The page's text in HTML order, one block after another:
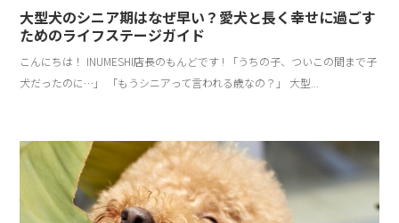
大型犬のシニア期はなぜ早い？愛犬と長く幸せに過ごす
ためのライフステージガイド
こんにちは！ INUMESHI店長のもんどです ! 「うちの子、ついこの間まで子
犬だったのに…」 「もうシニアって言われる歳なの？」 大型...